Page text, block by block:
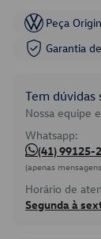
Peça
Garantia
Tem
Nossa equipe
Whatsapp:
(41) 99125-
(apenas
Horário de
Segunda à